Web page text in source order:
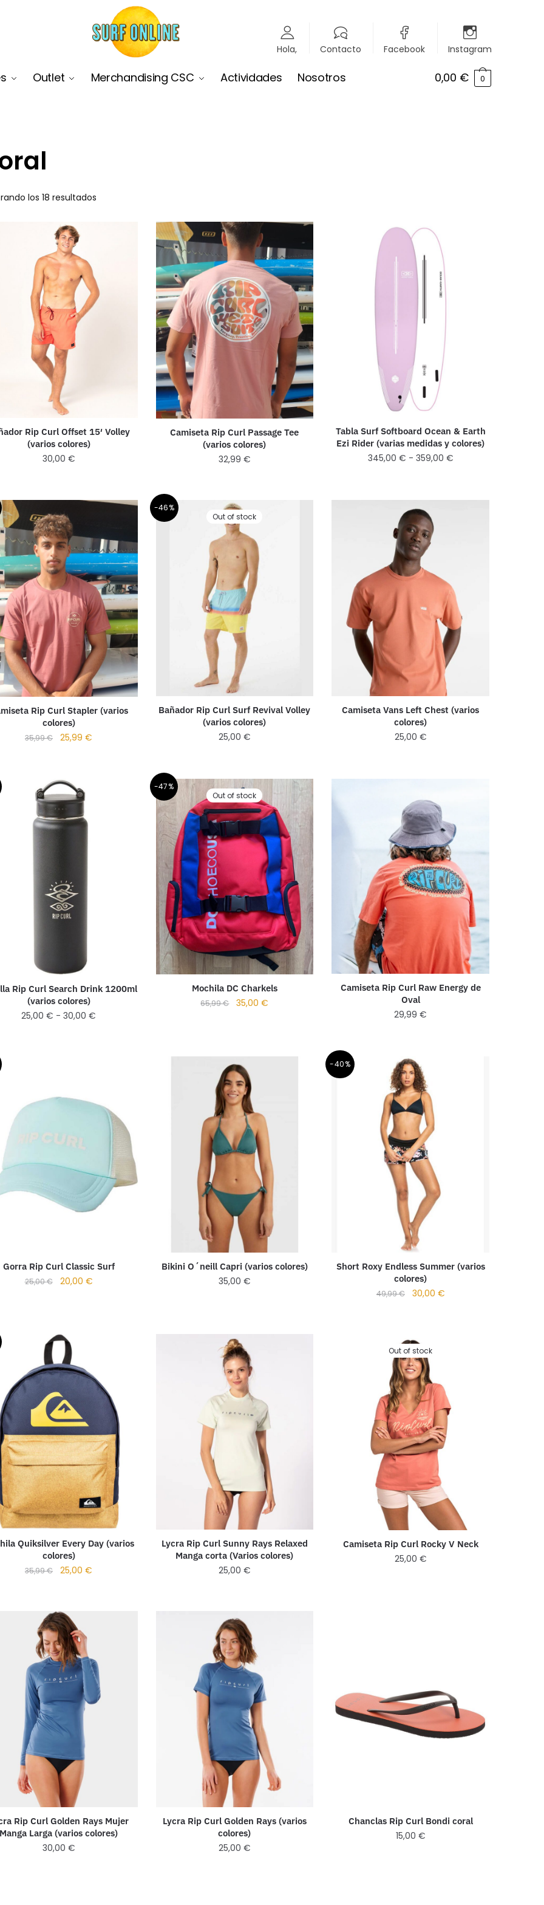
Hola, Contacto Facebook Instagram
Outlet Merchandising CSC Actividades Nosotros 0,00 € 0
los 18 resultados
Rip Curl Offset 15′ Volley
(varios colores)
30,00 €
Camiseta Rip Curl Passage Tee
(varios colores)
32,99 €
Tabla Surf Softboard Ocean & Earth
Ezi Rider (varias medidas y colores)
345,00 € - 359,00 €
Rip Curl Stapler (varios
colores)
35,99€ 25,99€
-46%
Out of stock
Bañador Rip Curl Surf Revival Volley
(varios colores)
25,00 €
Camiseta Vans Left Chest (varios
colores)
25,00 €
Rip Curl Search Drink 1200ml
(varios colores)
25,00€ - 30,00€
-47%
Out of stock
Mochila DC Charkels
65,99€ 35,00€
Camiseta Rip Curl Raw Energy de
Oval
29,99€
Gorra Rip Curl Classic Surf
25,00€ 20,00 €
Bikini O´neill Capri (varios colores)
35,00 €
-40%
Short Roxy Endless Summer (varios
colores)
49,99€ 30,00 €
Quiksilver Every Day (varios
colores)
35,99€ 25,00€
Lycra Rip Curl Sunny Rays Relaxed
Manga corta (Varios colores)
25,00 €
Out of stock
Camiseta Rip Curl Rocky V Neck
25,00 €
Rip Curl Golden Rays Mujer
Manga Larga (varios colores)
30,00 €
Lycra Rip Curl Golden Rays (varios
colores)
25,00 €
Chanclas Rip Curl Bondi coral
15,00 €